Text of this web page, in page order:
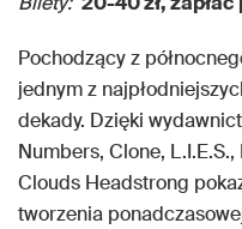
Pochodzący z
jednym z
dekady. Dzięki
Numbers, Clone,
Clouds Headstrong
tworzenia